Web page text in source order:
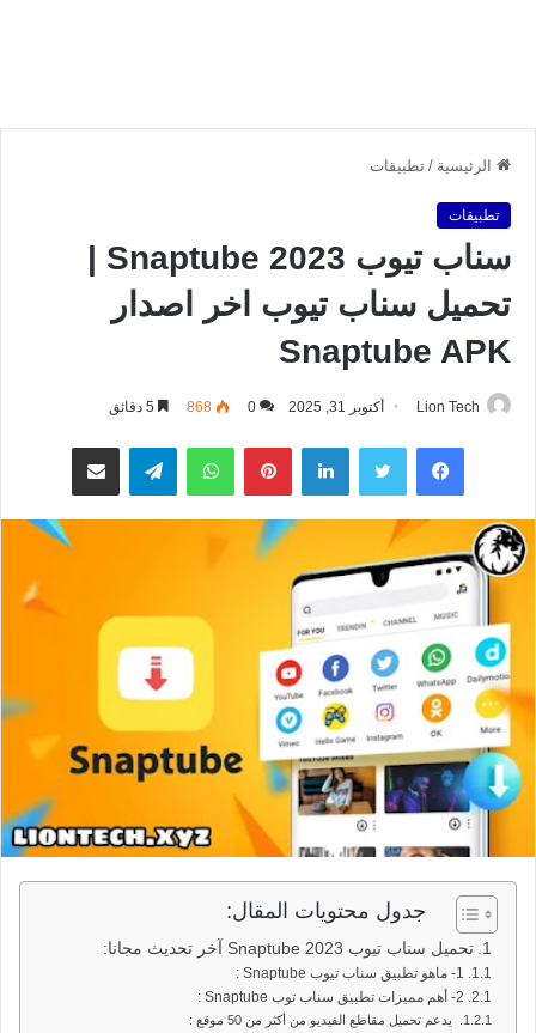
الرئيسية / تطبيقات
تطبيقات
سناب تيوب Snaptube 2023 |
تحميل سناب تيوب اخر اصدار
Snaptube APK
Lion Tech أكتوبر 31, 2025 0
868
فيسبوك تويتر لينكدإن بينتيريستواتساب تيلقرام مشاركة عبر البريد
جدول محتويات المقال:
تحميل سناب تيوب Snaptube 2023 آخر تحديث مجانا:
1- ماهو تطبيق سناب تيوب Snaptube :
2- أهم مميزات تطبيق سناب توب Snaptube :
يدعم تحميل مقاطع الفيديو من أكثر من 50 موقع :